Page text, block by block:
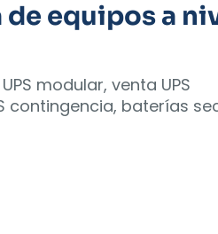
equipos a
modular, venta UPS
contingencia, baterías